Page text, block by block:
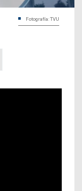
Fotografía: TVU